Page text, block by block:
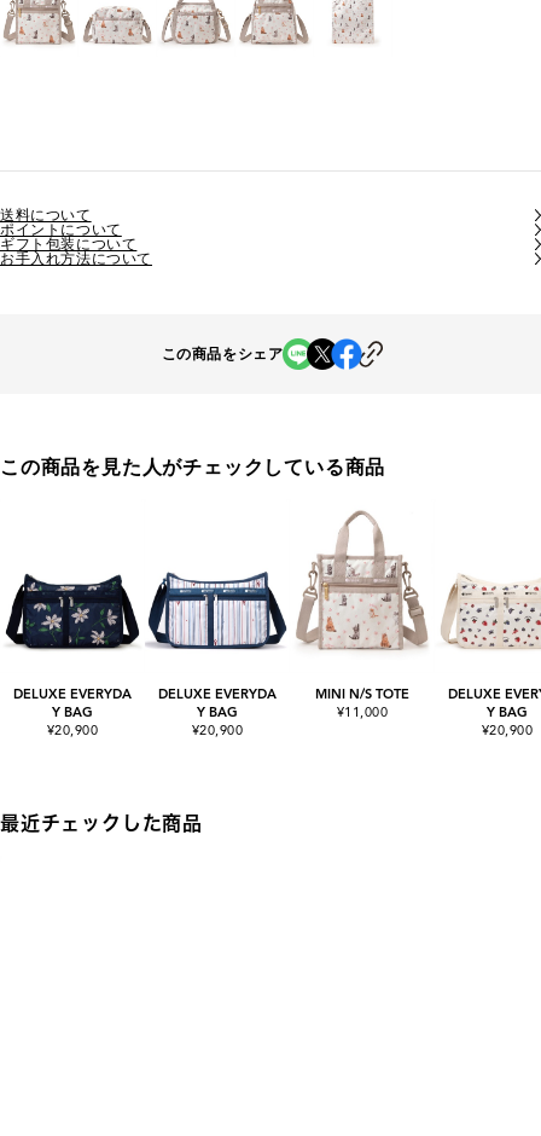
送料について
ポイントについて
ギフト包装について
お手入れ方法について
この商品をシェア
この商品を見た人がチェックしている商品
DELUXE EVERYDA
Y BAG
¥20,900
DELUXE EVERYDA
Y BAG
¥20,900
MINI N/S TOTE
¥11,000
DELUXE
Y BAG
¥20,900
最近チェックした商品